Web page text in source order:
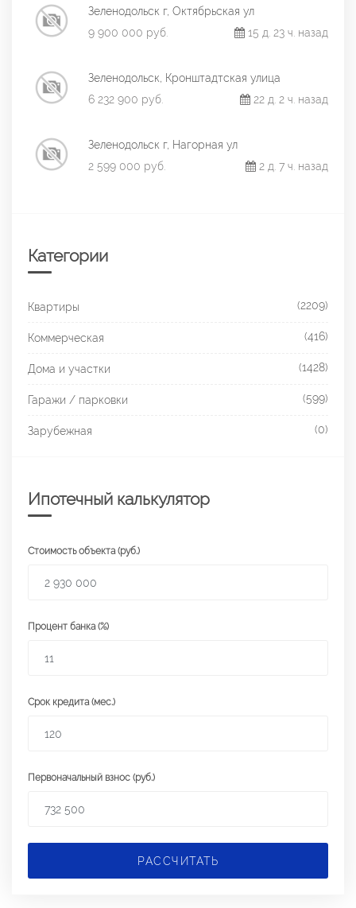
Зеленодольск г, Октябрьская ул
9 900 000 руб.
15 д. 23 ч. назад
Зеленодольск, Кронштадтская улица
6 232 900 руб.
22 д. 2 ч. назад
Зеленодольск г, Нагорная ул
2 599 000 руб.
2 д. 7 ч. назад
Категории
Квартиры (2209)
Коммерческая (416)
Дома и участки (1428)
Гаражи / парковки (599)
Зарубежная (0)
Ипотечный калькулятор
Стоимость объекта (руб.)
Процент банка (%)
Срок кредита (мес.)
Первоначальный взнос (руб.)
РАССЧИТАТЬ